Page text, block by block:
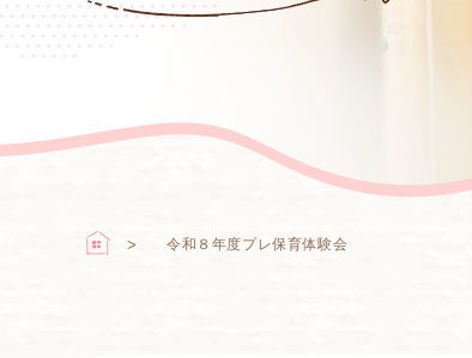
令和８年度プレ保育体験会